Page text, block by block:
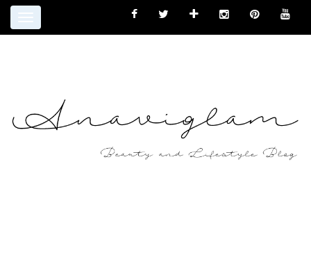
Toggle